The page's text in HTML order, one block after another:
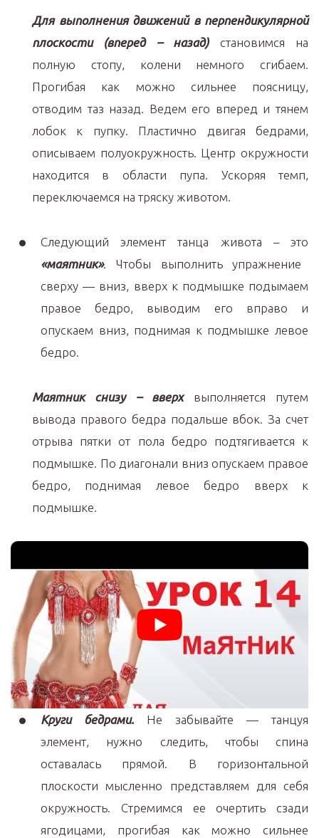
Для выполнения движений в перпендикулярной
плоскости (вперед – назад)становимся на
полную стопу, колени немного сгибаем.
Прогибая как можно сильнее поясницу,
отводим таз назад. Ведем его вперед и тянем
лобок к пупку. Пластично двигая бедрами,
описываем полуокружность. Центр окружности
находится в области пупа. Ускоряя темп,
переключаемся на тряску животом.
Следующий элемент танца живота – это
«маятник». Чтобы выполнить упражнение
сверху — вниз, вверх к подмышке подымаем
правое бедро, выводим его вправо и
опускаем вниз, поднимая к подмышке левое
бедро.
Маятник снизу – вверх
выполняется путем
вывода правого бедра подальше вбок. За счет
отрыва пятки от пола бедро подтягивается к
подмышке. По диагонали вниз опускаем правое
бедро, поднимая левое бедро вверх к
подмышке.
Круги бедрами. Не забывайте — танцуя
элемент, нужно следить, чтобы спина
оставалась прямой. В горизонтальной
плоскости мысленно представляем для себя
окружность. Стремимся ее очертить сзади
ягодицами, прогибая как можно сильнее